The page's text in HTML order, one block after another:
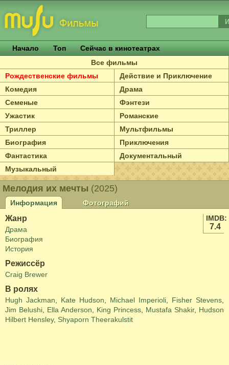
Начало Топ
Сейчас в кинотеатрах
Все фильмы
Рождественские фильмы
Действие и Приключение
Комедия
Драма
Семеные
Фэнтези
Ужастик
Романские
Триллер
Мультфильмы
Биография
Приключения
Фантастика
Документальный
Музыкальный
Мелодия их мечты (2025)
Информация
Фотографий
IMDB:
7.4
Жанр
Драма
Биография
История
Режиссёр
Craig Brewer
В ролях
Hugh Jackman Kate Hudson Michael Imperioli Fisher Stevens
Jim Belushi
Ella Anderson King Princess Mustafa Shakir, Hudson
Hilbert Hensley, Shyaporn Theerakulstit